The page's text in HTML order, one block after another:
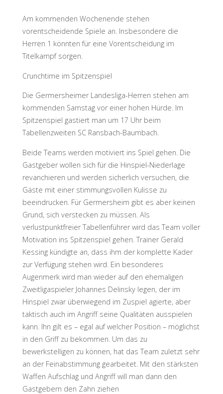
Am kommenden Wochenende stehen
vorentscheidende Spiele an. Insbesondere die
Herren 1 könnten für eine Vorentscheidung im
Titelkampf sorgen.
Crunchtime im Spitzenspiel
Die Germersheimer Landesliga-Herren stehen am
kommenden Samstag vor einer hohen Hürde. Im
Spitzenspiel gastiert man um 17 Uhr beim
Tabellenzweiten SC Ransbach-Baumbach.
Beide Teams werden motiviert ins Spiel gehen. Die
Gastgeber wollen sich für die Hinspiel-Niederlage
revanchieren und werden sicherlich versuchen, die
Gäste mit einer stimmungsvollen Kulisse zu
beeindrucken. Für Germersheim gibt es aber keinen
Grund, sich verstecken zu müssen. Als
verlustpunktfreier Tabellenführer wird das Team voller
Motivation ins Spitzenspiel gehen. Trainer Gerald
Kessing kündigte an, dass ihm der komplette Kader
zur Verfügung stehen wird. Ein besonderes
Augenmerk wird man wieder auf den ehemaligen
Zweitligaspieler Johannes Delinsky legen, der im
Hinspiel zwar überwiegend im Zuspiel agierte, aber
taktisch auch im Angriff seine Qualitäten ausspielen
kann. Ihn gilt es – egal auf welcher Position – möglichst
in den Griff zu bekommen. Um das zu
bewerkstelligen zu können, hat das Team zuletzt sehr
an der Feinabstimmung gearbeitet. Mit den stärksten
Waffen Aufschlag und Angriff will man dann den
Gastgebern den Zahn ziehen